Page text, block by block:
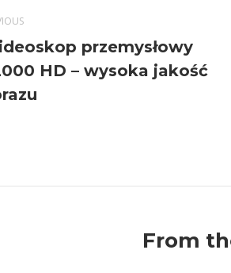
przemysłowy
HD – wysoka jakość
From